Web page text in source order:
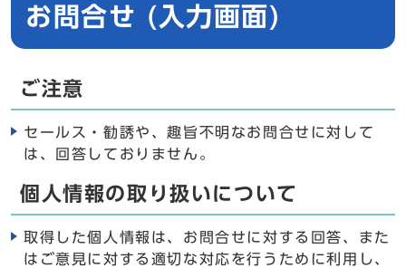
お問合せ (入力画面)
ご注意
セールス・勧誘や、趣旨不明なお問合せに対して
は、回答しておりません。
個人情報の取り扱いについて
取得した個人情報は、お問合せに対する回答、また
はご意見に対する適切な対応を行うために利用し、